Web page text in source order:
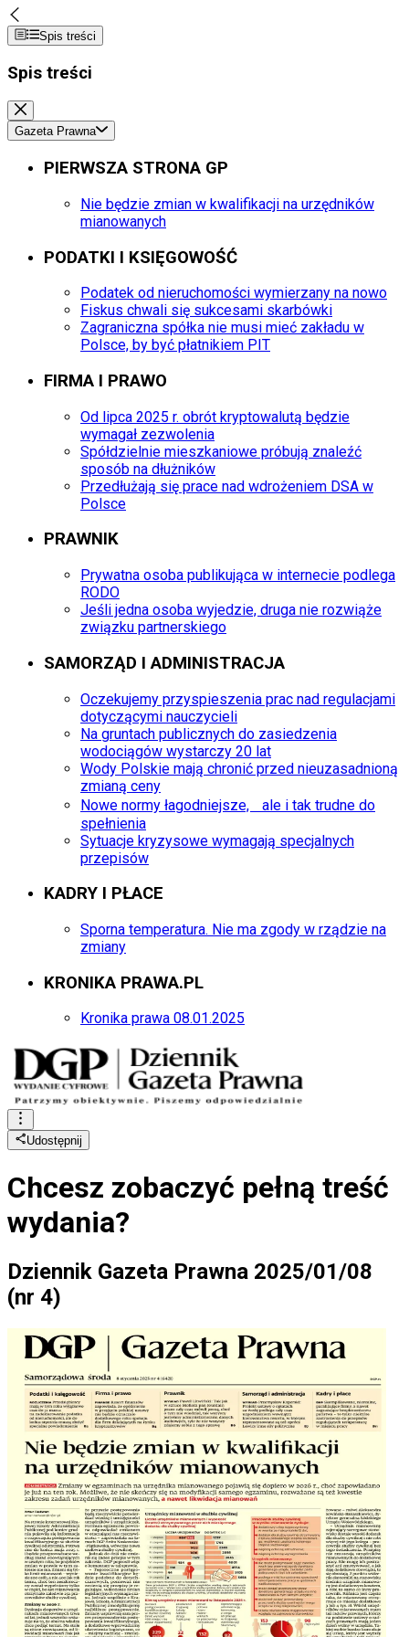
Spis treści
Spis treści
Gazeta Prawna
PIERWSZA STRONA GP
Nie będzie zmian w kwalifikacji na urzędników
mianowanych
PODATKI I KSIĘGOWOŚĆ
Podatek od nieruchomości wymierzany na nowo
Fiskus chwali się sukcesami skarbówki
Zagraniczna spółka nie musi mieć zakładu w
Polsce, by być płatnikiem PIT
FIRMA I PRAWO
Od lipca 2025 r. obrót kryptowalutą będzie
wymagał zezwolenia
Spółdzielnie mieszkaniowe próbują znaleźć
sposób na dłużników
Przedłużają się prace nad wdrożeniem DSA w
Polsce
PRAWNIK
Prywatna osoba publikująca w internecie podlega
RODO
Jeśli jedna osoba wyjedzie, druga nie rozwiąże
związku partnerskiego
SAMORZĄD I ADMINISTRACJA
Oczekujemy przyspieszenia prac nad regulacjami
dotyczącymi nauczycieli
Na gruntach publicznych do zasiedzenia
wodociągów wystarczy 20 lat
Wody Polskie mają chronić przed nieuzasadnioną
zmianą ceny
Nowe normy łagodniejsze, ale i tak trudne do
spełnienia
Sytuacje kryzysowe wymagają specjalnych
przepisów
KADRY I PŁACE
Sporna temperatura. Nie ma zgody w rządzie na
zmiany
KRONIKA PRAWA.PL
Kronika prawa 08.01.2025
Udostępnij
Chcesz zobaczyć pełną treść
wydania?
Dziennik Gazeta Prawna 2025/01/08
(nr 4)